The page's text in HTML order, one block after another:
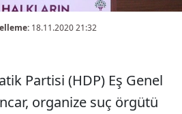
18.11.2020 21:32
Partisi (HDP) Eş Genel
organize suç örgütü